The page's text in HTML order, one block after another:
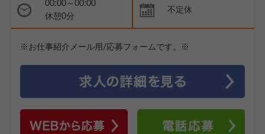
00:00～00:00
休憩0分
不定休
※お仕事紹介メール用/応募フォームです。※